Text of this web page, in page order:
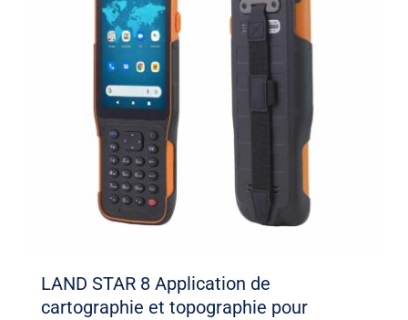
LAND STAR 8 Application de
cartographie et topographie pour